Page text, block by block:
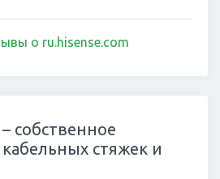
о ru.hisense.com
собственное
стяжек и